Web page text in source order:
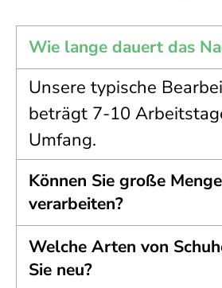
Wie lange dauert das
Unsere typische
beträgt 7-10
Umfang.
Können Sie große
verarbeiten?
Welche Arten von
Sie neu?